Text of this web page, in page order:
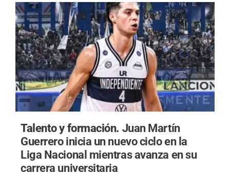
Talento y formación. Juan Martín
Guerrero inicia un nuevo ciclo en la
Liga Nacional mientras avanza en su
carrera universitaria